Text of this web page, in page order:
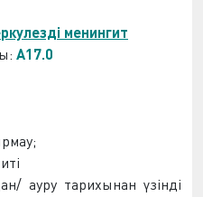
менингит
A17.0
;
ауру тарихынан үзінді